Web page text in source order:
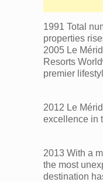
1991 Total
properties
2005 Le
Resorts
premier
2012 Le
excellence in
2013 With a
the most
destination